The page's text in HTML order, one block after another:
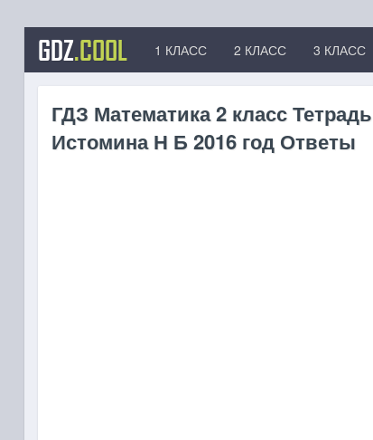
GDZ.COOL 1 КЛАСС 2 КЛАСС 3 КЛАСС
ГДЗ Математика 2 класс
Истомина Н Б 2016 год Ответы